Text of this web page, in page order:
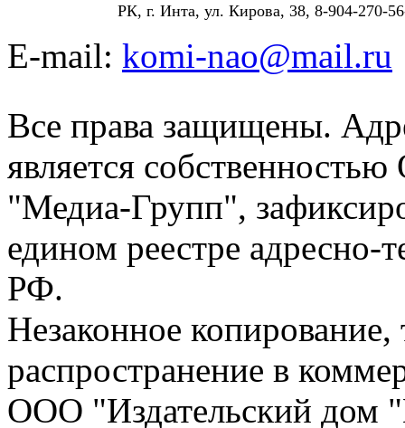
РК, г. Инта, ул. Кирова, 38, 8-904-270-
E-mail: komi-nao@mail.ru
Все права защищены.
является
"Медиа-Групп",
едином реестре адресно-
РФ.
Незаконное
распространение в
ООО "Издательский дом